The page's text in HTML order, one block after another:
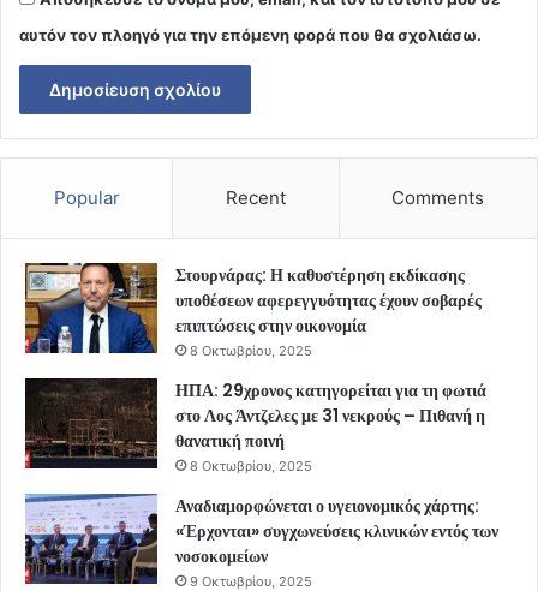
αυτόν τον πλοηγό για την επόμενη φορά που θα σχολιάσω.
Popular Recent Comments
Στουρνάρας: Η καθυστέρηση εκδίκασης
υποθέσεων αφερεγγυότητας έχουν σοβαρές
επιπτώσεις στην οικονομία
8 Οκτωβρίου, 2025
ΗΠΑ: 29χρονος κατηγορείται για τη φωτιά
στο Λος Άντζελες με 31 νεκρούς – Πιθανή η
θανατική ποινή
8 Οκτωβρίου, 2025
Αναδιαμορφώνεται ο υγειονομικός χάρτης:
«Έρχονται» συγχωνεύσεις κλινικών εντός των
νοσοκομείων
9 Οκτωβρίου, 2025